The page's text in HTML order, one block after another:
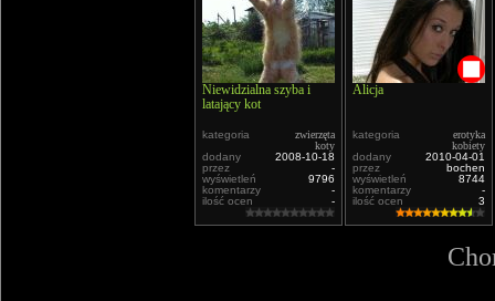
Niewidzialna szyba i
latający kot
kategoria
zwierzęta
koty
dodany
2008-10-18
przez
-
wyświetleń
9796
komentarzy
-
ilość ocen
-
Alicja
kategoria
erotyka
kobiety
dodany
2010-04-01
przez
bochen
wyświetleń
8744
komentarzy
-
ilość ocen
3